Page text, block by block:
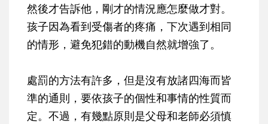
然後才告訴他，剛才的情況應怎麼做才對。
孩子因為看到受傷者的疼痛，下次遇到相同
的情形，避免犯錯的動機自然就增強了。
處罰的方法有許多，但是沒有放諸四海而皆
準的通則，要依孩子的個性和事情的性質而
定。不過，有幾點原則是父母和老師必須慎